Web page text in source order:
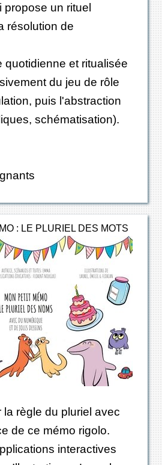
un rituel
résolution de
quotidienne et ritualisée
du jeu de rôle
puis l'abstraction
schématisation).
: LE PLURIEL DES MOTS
la règle du pluriel avec
de ce mémo rigolo.
interactives